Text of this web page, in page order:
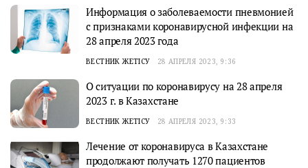
Информация о заболеваемости пневмонией
с признаками коронавирусной инфекции на
28 апреля 2023 года
ВЕСТНИК ЖЕТІСУ 28 АПРЕЛЯ 2023, 9:36
О ситуации по коронавирусу на 28 апреля
2023 г. в Казахстане
ВЕСТНИК ЖЕТІСУ 28 АПРЕЛЯ 2023, 9:33
Лечение от коронавируса в Казахстане
продолжают получать 1270 пациентов